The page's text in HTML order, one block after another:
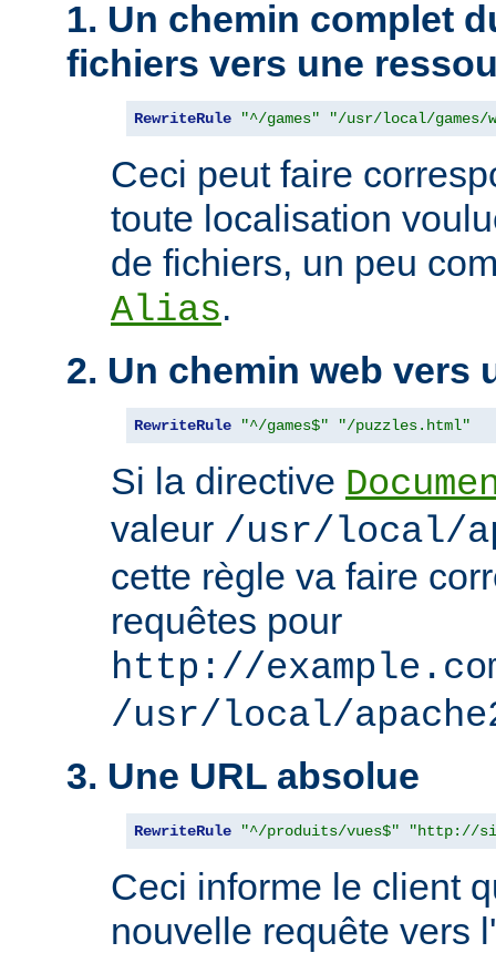
1. Un chemin complet
fichiers vers une
RewriteRule "^/games" "/usr/local/games/
Ceci peut faire
toute localisation
de fichiers, un peu
Alias.
2. Un chemin web vers
RewriteRule "^/games$" "/puzzles.html"
Si la directive
valeur /usr/local/
cette règle va faire
requêtes pour
http://
/usr/local/
3. Une URL absolue
RewriteRule "^/produits/vues$" "http://
Ceci informe le client
nouvelle requête vers